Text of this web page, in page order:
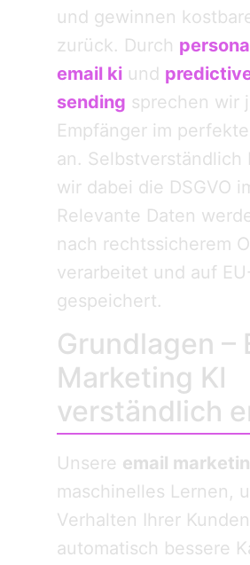
und gewinnen
zurück. Durch
email kiund
sending sprechen wir
Empfänger im
an. Selbstverständlich
wir dabei die DSGVO
Relevante Daten
nach rechtssicherem
verarbeitet und auf
gespeichert.
Grundlagen –
Marketing KI
verständlich
Unsere email
maschinelles Lernen,
Verhalten Ihrer Kunden
automatisch bessere